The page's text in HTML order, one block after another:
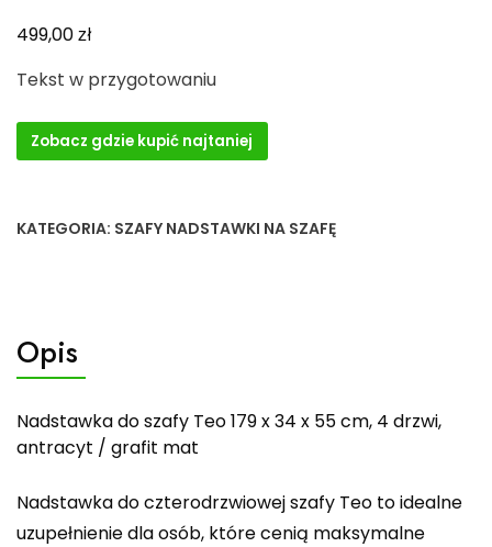
499,00zł
Tekst w przygotowaniu
Zobacz gdzie kupić najtaniej
KATEGORIA: SZAFY NADSTAWKI NA SZAFĘ
Opis
Nadstawka do szafy Teo 179 x 34 x 55 cm, 4 drzwi,
antracyt / grafit mat
Nadstawka do czterodrzwiowej szafy Teo to idealne
uzupełnienie dla osób, które cenią maksymalne